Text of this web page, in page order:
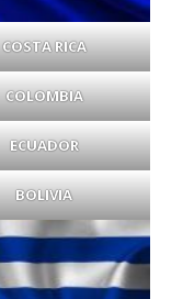
COSTA RICA
COLOMBIA
ECUADOR
BOLIVIA